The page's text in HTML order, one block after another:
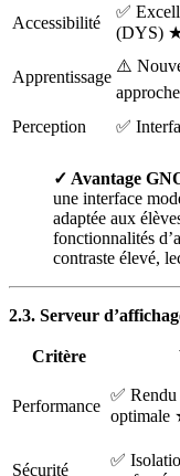
Accessibilité
✅
(DYS)
Apprentissage
⚠️
approche
Perception ✅
✓ Avantage
une interface
adaptée aux
fonctionnalités
contraste élevé,
2.3. Serveur
Critère
Performance
✅
Sécurité
✅